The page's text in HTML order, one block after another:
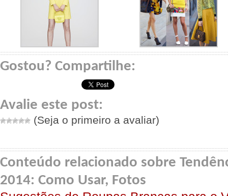
Gostou? Compartilhe:
Avalie este post:
(Seja o primeiro a avaliar)
Conteúdo relacionado sobre
2014: Como Usar, Fotos